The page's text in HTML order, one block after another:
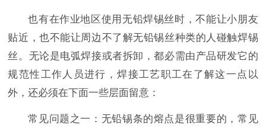
也有在作业地区使用无铅焊锡丝时，不能让小朋友
贴近，也不能让周边不了解无铅锡丝种类的人碰触焊锡
丝。无论是电弧焊接或者拆卸，都必需由产品研发它的
规范性工作人员进行，焊接工艺职工在了解这一点以
外，还必须在下面一些层面留意：
常见问题之一：无铅锡条的熔点是很重要的，常见